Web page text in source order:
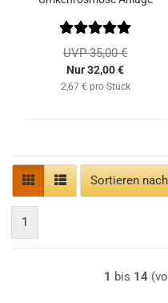
Sediment Aktivkohle
Wasserfilter
UVP 35,00 €
Nur 32,00 €
2,67 € pro Stück
Sortieren
Sortieren nach
1
1 bis 14